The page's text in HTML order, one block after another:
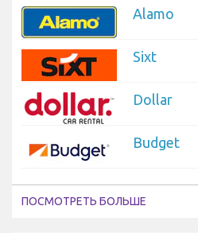
Alamo
Sixt
Dollar
Budget
ПОСМОТРЕТЬ БОЛЬШЕ